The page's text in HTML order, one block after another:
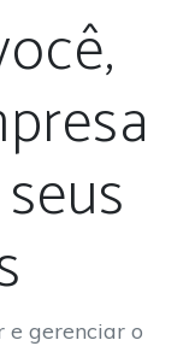
e gerenciar o